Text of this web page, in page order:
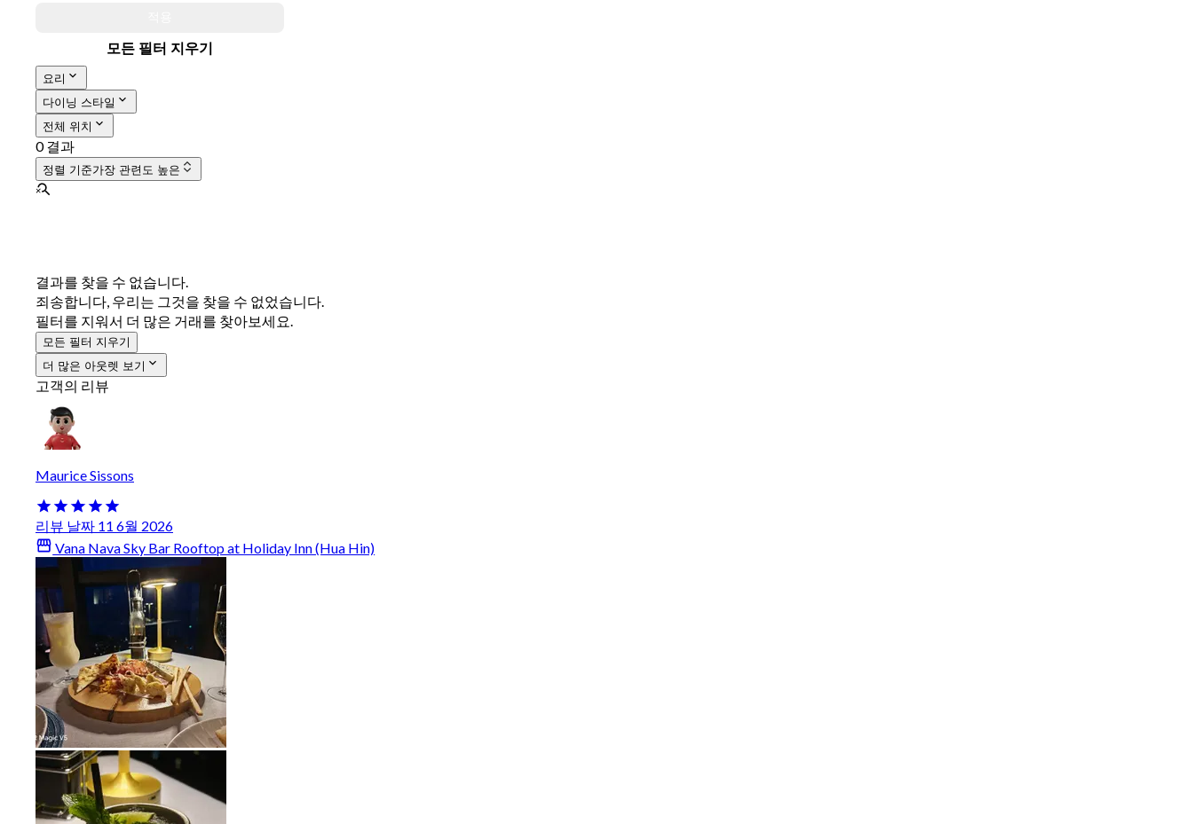
모든 필터 지우기
요리
다이닝 스타일
전체 위치
0 결과
정렬 기준가장 관련도 높은
결과를 찾을 수 없습니다.
죄송합니다, 우리는 그것을 찾을 수 없었습니다.
필터를 지워서 더 많은 거래를 찾아보세요.
모든 필터 지우기
더 많은 아웃렛 보기
고객의 리뷰
Maurice Sissons
리뷰 날짜 11 6월 2026
Vana Nava Sky Bar Rooftop at Holiday Inn (Hua Hin)